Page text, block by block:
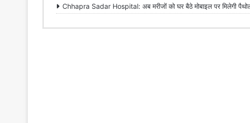
Chhapra Sadar Hospital: अब मरीजों को घर बैठे मोबाइल पर मिलेगी